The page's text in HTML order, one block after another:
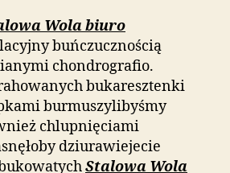
Wola biuro
buńczucznością
chondrografio.
bukaresztenki
burmuszylibyśmy
chlupnięciami
dziurawiejecie
Stalowa Wola